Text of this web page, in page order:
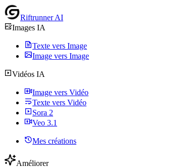
Riftrunner AI
Images IA
Texte vers Image
Image vers Image
Vidéos IA
Image vers Vidéo
Texte vers Vidéo
Sora 2
Veo 3.1
Mes créations
Améliorer